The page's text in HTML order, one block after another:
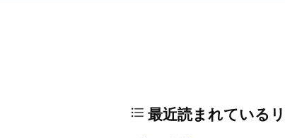
最近読まれている